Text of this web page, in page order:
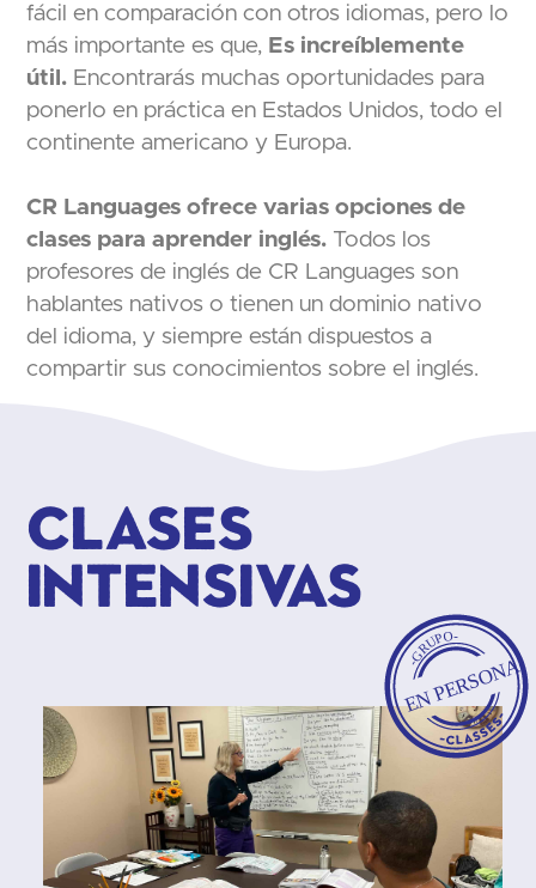
fácil en comparación con otros idiomas, pero lo
más importante es que, Es increíblemente
útil. Encontrarás muchas oportunidades para
ponerlo en práctica en Estados Unidos, todo el
continente americano y Europa.
CR Languages ofrece varias opciones de
clases para aprender inglés. Todos los
profesores de inglés de CR Languages son
hablantes nativos o tienen un dominio nativo
del idioma, y siempre están dispuestos a
compartir sus conocimientos sobre el inglés.
Clases
intensivas
EN PERSONA
-GRUPO-